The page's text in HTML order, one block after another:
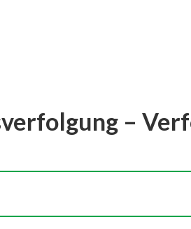
–